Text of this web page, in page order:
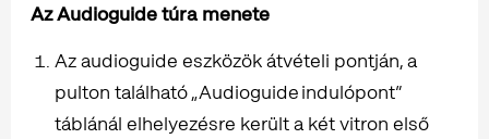
Az Audioguide túra menete
Az audioguide eszközök átvételi pontján, a
pulton található „Audioguide indulópont”
táblánál elhelyezésre került a két vitron első